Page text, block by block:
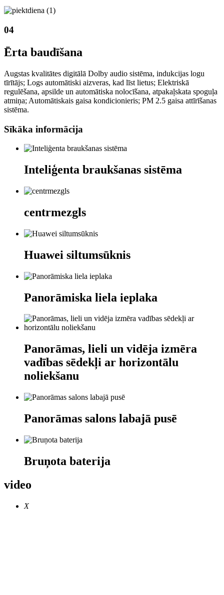
04
Ērta baudīšana
Augstas kvalitātes digitālā Dolby audio sistēma, indukcijas logu
tīrītājs; Logs automātiski aizveras, kad līst lietus; Elektriskā
regulēšana, apsilde un automātiska nolocīšana, atpakaļskata spoguļa
atmiņa; Automātiskais gaisa kondicionieris; PM 2.5 gaisa attīrīšanas
sistēma.
Sīkāka informācija
Inteliģenta braukšanas sistēma
centrmezgls
Huawei siltumsūknis
Panorāmiska liela ieplaka
Panorāmas, lieli un vidēja izmēra
vadības sēdekļi ar horizontālu
noliekšanu
Panorāmas salons labajā pusē
Bruņota baterija
video
X